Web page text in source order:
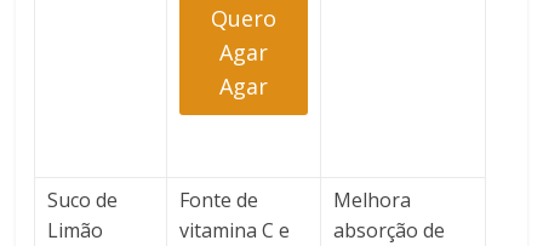
Quero
Agar
Agar
Suco de
Limão
Fonte de
vitamina C e
Melhora
absorção de